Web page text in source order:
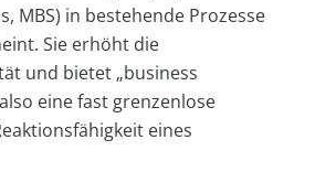
MBS) in bestehende Prozesse
Sie erhöht die
und bietet „business
eine fast grenzenlose
eines